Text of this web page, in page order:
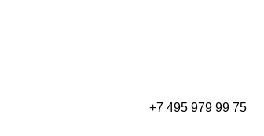
+7 495 979 99 75